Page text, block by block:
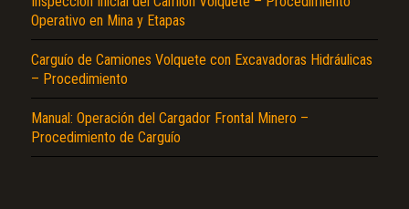
Operativo en Mina y Etapas
Carguío de Camiones Volquete con Excavadoras Hidráulicas
– Procedimiento
Manual: Operación del Cargador Frontal Minero –
Procedimiento de Carguío
Texto o Imagen de portada son erróneos.
No carga o no se visualiza el contenido.
Reportar otro tipo de error...